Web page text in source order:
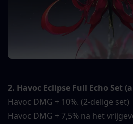
2. Havoc Eclipse Full Echo Set
Havoc DMG + 10%. (2-delige set)
Havoc DMG + 7,5% na het